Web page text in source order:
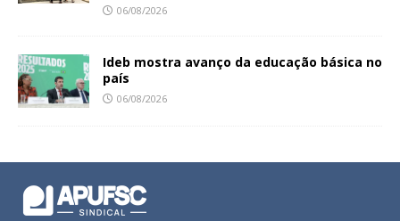
06/08/2026
Ideb mostra avanço da educação básica no
país
06/08/2026